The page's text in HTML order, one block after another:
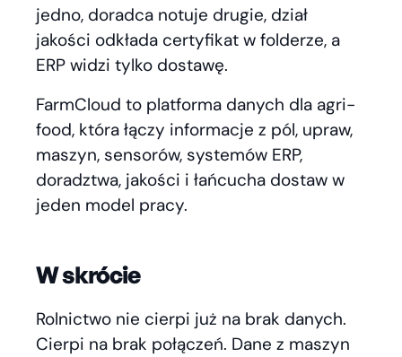
jedno, doradca notuje drugie, dział
jakości odkłada certyfikat w folderze, a
ERP widzi tylko dostawę.
FarmCloud to platforma danych dla agri-
food, która łączy informacje z pól, upraw,
maszyn, sensorów, systemów ERP,
doradztwa, jakości i łańcucha dostaw w
jeden model pracy.
W skrócie
Rolnictwo nie cierpi już na brak danych.
Cierpi na brak połączeń. Dane z maszyn